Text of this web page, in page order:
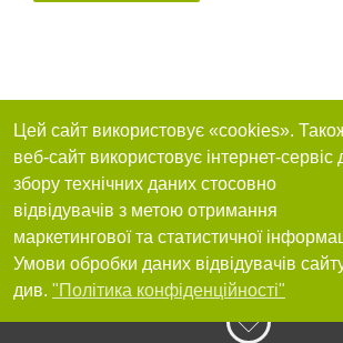
Цей сайт використовує «cookies».
веб-сайт використовує інтернет-сервіс
збору технічних даних стосовно
відвідувачів з метою отримання
маркетингової та статистичної
Умови обробки даних відвідувачів
див. "Політика конфіденційності"